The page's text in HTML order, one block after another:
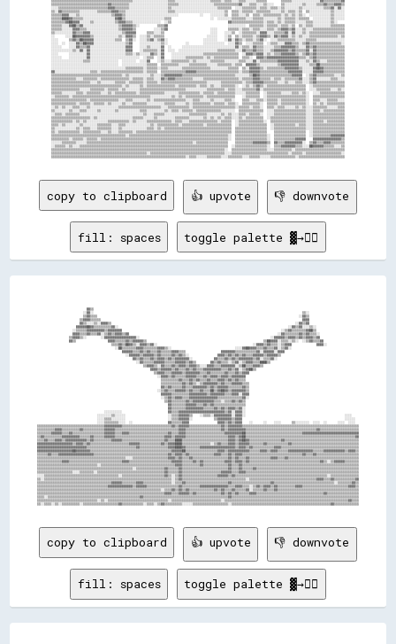
copy to clipboard 👍 upvote 👎 downvote
fill: spaces toggle palette ▓→✊🏽
copy to clipboard 👍 upvote 👎 downvote
fill: spaces toggle palette ▓→✊🏽